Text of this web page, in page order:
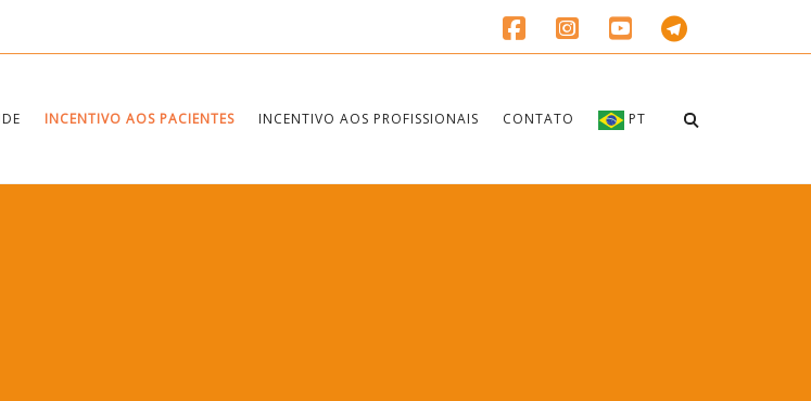
INCENTIVO AOS PACIENTES INCENTIVO AOS PROFISSIONAIS CONTATO PT